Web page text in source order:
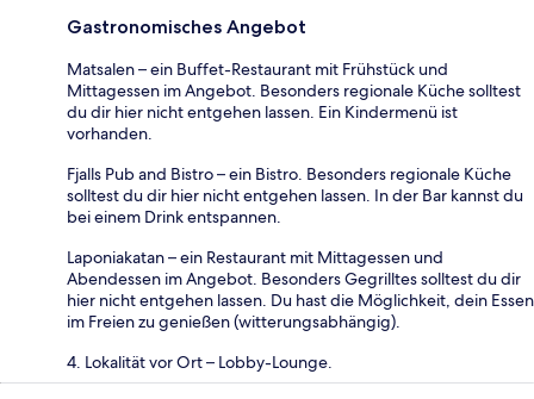
Gastronomisches Angebot
Matsalen – ein Buffet-Restaurant mit Frühstück und
Mittagessen im Angebot. Besonders regionale Küche solltest
du dir hier nicht entgehen lassen. Ein Kindermenü ist
vorhanden.
Fjalls Pub and Bistro – ein Bistro. Besonders regionale Küche
solltest du dir hier nicht entgehen lassen. In der Bar kannst du
bei einem Drink entspannen.
Laponiakatan – ein Restaurant mit Mittagessen und
Abendessen im Angebot. Besonders Gegrilltes solltest du dir
hier nicht entgehen lassen. Du hast die Möglichkeit, dein Essen
im Freien zu genießen (witterungsabhängig).
4. Lokalität vor Ort – Lobby-Lounge.